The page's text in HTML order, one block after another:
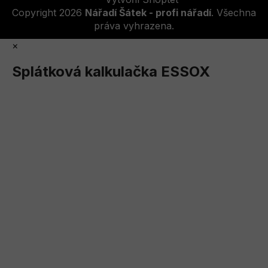
Copyright 2026 Nářadí Šátek - profi nářadí. Všechna
práva vyhrazena.
×
Splátková kalkulačka ESSOX